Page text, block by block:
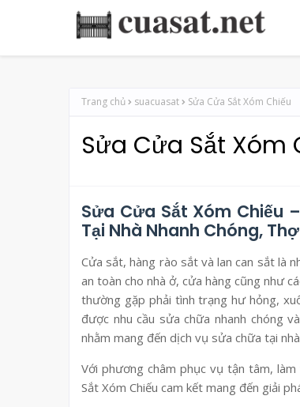
Trang chủ suacuasat Sửa Cửa Sắt Xóm Chiếu
Sửa Cửa Sắt Xóm
Sửa Cửa Sắt Xóm Chiếu
Tại Nhà Nhanh Chóng,
Cửa sắt, hàng rào sắt và lan can sắt là
an toàn cho nhà ở, cửa hàng cũng như
thường gặp phải tình trạng hư hỏng,
được nhu cầu sửa chữa nhanh chóng
nhằm mang đến dịch vụ sửa chữa tại
Với phương châm phục vụ tận tâm,
Sắt Xóm Chiếu cam kết mang đến giải